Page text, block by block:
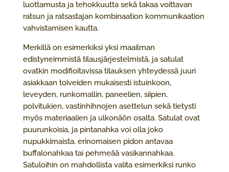
luottamusta ja tehokkuutta sekä takaa voittavan
ratsun ja ratsastajan kombinaation kommunikaation
vahvistamisen kautta.
Merkillä on esimerkiksi yksi maailman
edistyneimmistä tilausjärjestelmistä, ja satulat
ovatkin modifioitavissa tilauksen yhteydessä juuri
asiakkaan toiveiden mukaisesti istuinkoon,
leveyden, runkomallin, paneelien, siipien,
polvitukien, vastinhihnojen asettelun sekä tietysti
myös materiaalien ja ulkonäön osalta. Satulat ovat
puurunkoisia, ja pintanahka voi olla joko
nupukkimaista, erinomaisen pidon antavaa
buffalonahkaa tai pehmeää vasikannahkaa.
Satuloihin on mahdollista valita esimerkiksi runko